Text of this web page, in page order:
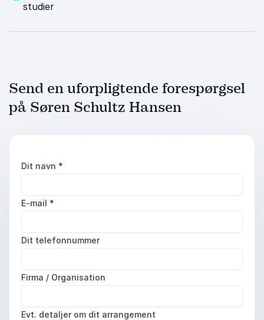
studier
Send en uforpligtende forespørgsel
på Søren Schultz Hansen
Dit navn *
E-mail *
Dit telefonnummer
Firma / Organisation
Evt. detaljer om dit arrangement